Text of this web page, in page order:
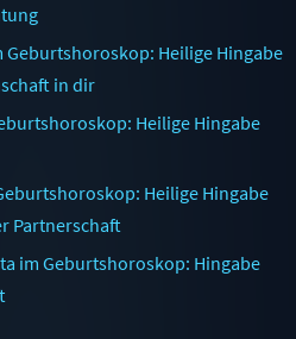
Geburtshoroskop: Heilige Hingabe
in dir
Heilige Hingabe
Heilige Hingabe
Partnerschaft
im Geburtshoroskop: Hingabe